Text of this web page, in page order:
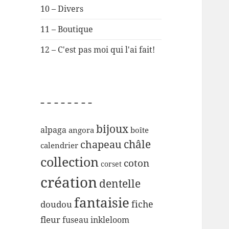
10 – Divers
11 – Boutique
12 – C'est pas moi qui l'ai fait!
– – – – – – – –
alpaga angora bijoux boîte
calendrier chapeauchâle
collection corset coton
créationdentelle
doudoufantaisie fiche
fleurfuseauinkleloom